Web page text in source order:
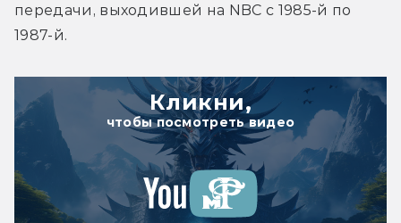
передачи, выходившей на NBC с 1985-й по
1987-й.
Кликни,
чтобы посмотреть видео